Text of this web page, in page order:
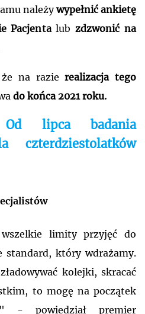
należywypełnić ankietę
Pacjentalubzdzwonić na
że na razierealizacja tego
do końca 2021 roku.
lipca badania
czterdziestolatków
limity przyjęć do
standard, który wdrażamy.
kolejki, skracać
to mogę na początek
- powiedział premier